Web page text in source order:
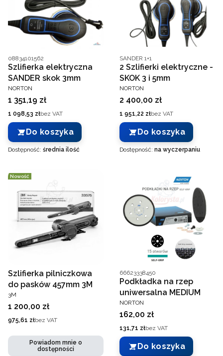
Kod producenta
08834101562
Szlifierka elektryczna
SANDER skok 3mm
PRODUCENT
NORTON
Cena
1 351,19 zł
Cena
1 098,53 złbez VAT
Do koszyka
Dostępność: średnia ilość
Kod producenta
SANDER 1+1
2 Szlifierki elektryczne -
SKOK 3 i 5mm
PRODUCENT
NORTON
Cena
2 400,00 zł
Cena
1 951,22 złbez VAT
Do koszyka
Dostępność: na wyczerpaniu
Nowość
Szlifierka pilniczkowa
do pasków 457mm 3M
PRODUCENT
3M
Cena
1 200,00 zł
Cena
975,61 złbez VAT
Powiadom mnie o
dostępności
Kod producenta
66623338450
Podkładka na rzep
uniwersalna MEDIUM
PRODUCENT
NORTON
Cena
162,00 zł
Cena
131,71 złbez VAT
Do koszyka